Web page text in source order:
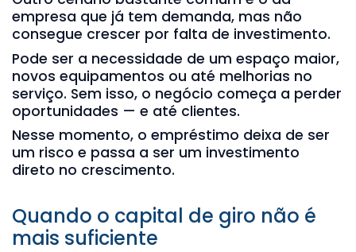
empresa que já tem demanda, mas não
consegue crescer por falta de investimento.
Pode ser a necessidade de um espaço maior,
novos equipamentos ou até melhorias no
serviço. Sem isso, o negócio começa a perder
oportunidades — e até clientes.
Nesse momento, o empréstimo deixa de ser
um risco e passa a ser um investimento
direto no crescimento.
Quando o capital de giro não é
mais suficiente